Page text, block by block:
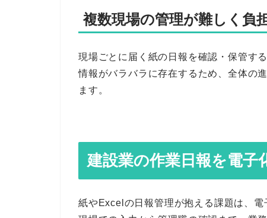
複数現場の管理が難しく負
現場ごとに届く紙の日報を確認・保管す
情報がバラバラに存在するため、全体の
ます。
建設業の作業日報を電子
紙やExcelの日報管理が抱える課題は、電